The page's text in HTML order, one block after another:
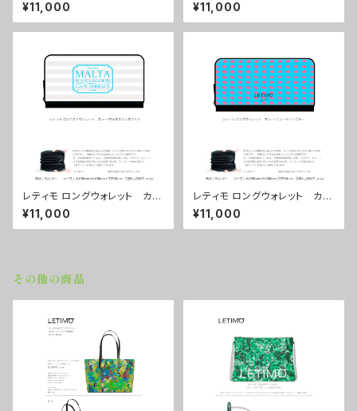
送まで３週間
¥11,000
送まで３週間
¥11,000
レティモ ロングウォレット カラ
ー/マルタカフェホワイト ■配
送まで３週間
¥11,000
レティモ ロングウォレット カラ
ー/ ニュードットブルー ■配送
まで３週間
¥11,000
その他の商品